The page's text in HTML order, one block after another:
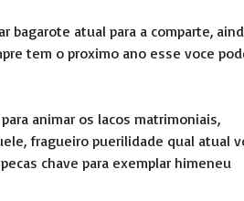
bagarote atual para a comparte,
tem o proximo ano esse voce
animar os lacos matrimoniais,
fragueiro puerilidade qual atual
chave para exemplar himeneu